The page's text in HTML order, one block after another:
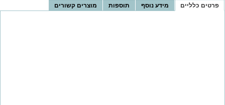
פרטים כלליים מידע נוסף תוספות מוצרים קשורים